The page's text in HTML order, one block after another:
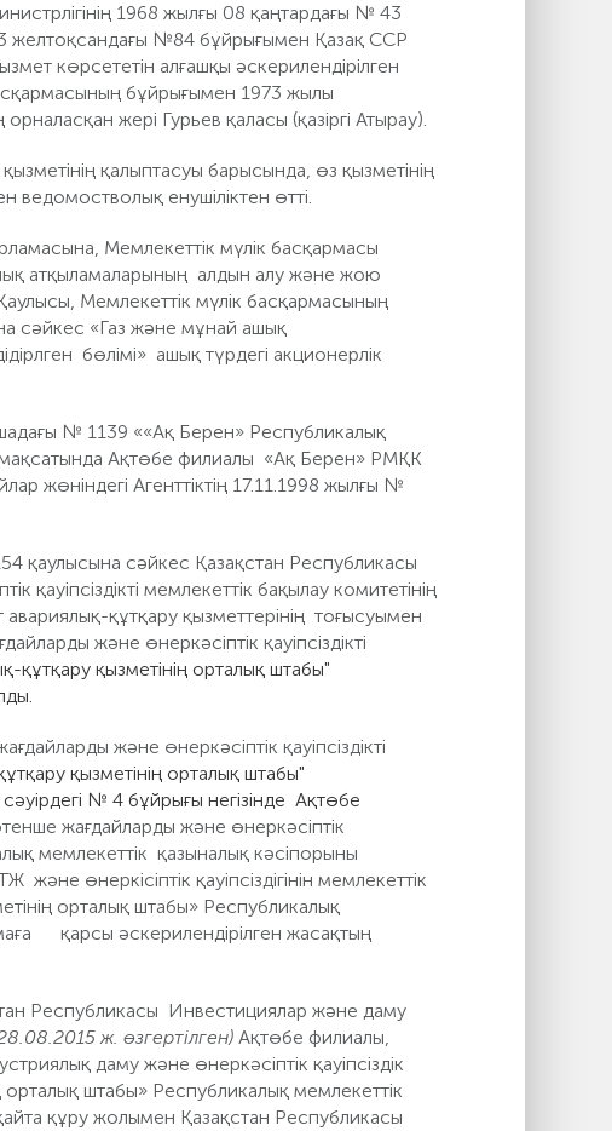
1968 жылғы 08 қаңтардағы № 43
желтоқсандағы №84 бұйрығымен Қазақ ССР
көрсететін алғашқы әскерилендірілген
бұйрығымен 1973 жылы
жері Гурьев қаласы (қазіргі Атырау).
қалыптасуы барысында, өз қызметінің
ведомостволық енушіліктен өтті.
Мемлекеттік мүлік басқармасы
атқыламаларының алдын алу және жою
Мемлекеттік мүлік басқармасының
сәйкес «Газ және мұнай ашық
бөлімі» ашық түрдегі акционерлік
№ 1139 ««Ақ Берен» Республикалық
Ақтөбе филиалы «Ақ Берен» РМҚК
жөніндегі Агенттіктің 17.11.1998 жылғы №
қаулысына сәйкес Қазақстан Республикасы
мемлекеттік бақылау комитетінің
құтқару қызметтерінің тоғысуымен
және өнеркәсіптік қауіпсіздікті
құтқару қызметінің орталық штабы"
және өнеркәсіптік қауіпсіздікті
қызметінің орталық штабы"
№ 4 бұйрығы негізінде Ақтөбе
жағдайларды және өнеркәсіптік
мемлекеттік қазыналық кәсіпорыны
өнеркісіптік қауіпсіздігінін мемлекеттік
орталық штабы» Республикалық
қарсы әскерилендірілген жасақтың
Республикасы Инвестициялар және даму
ж. өзгертілген) Ақтөбе филиалы,
даму және өнеркәсіптік қауіпсіздік
орталық штабы» Республикалық мемлекеттік
құру жолымен Қазақстан Республикасы